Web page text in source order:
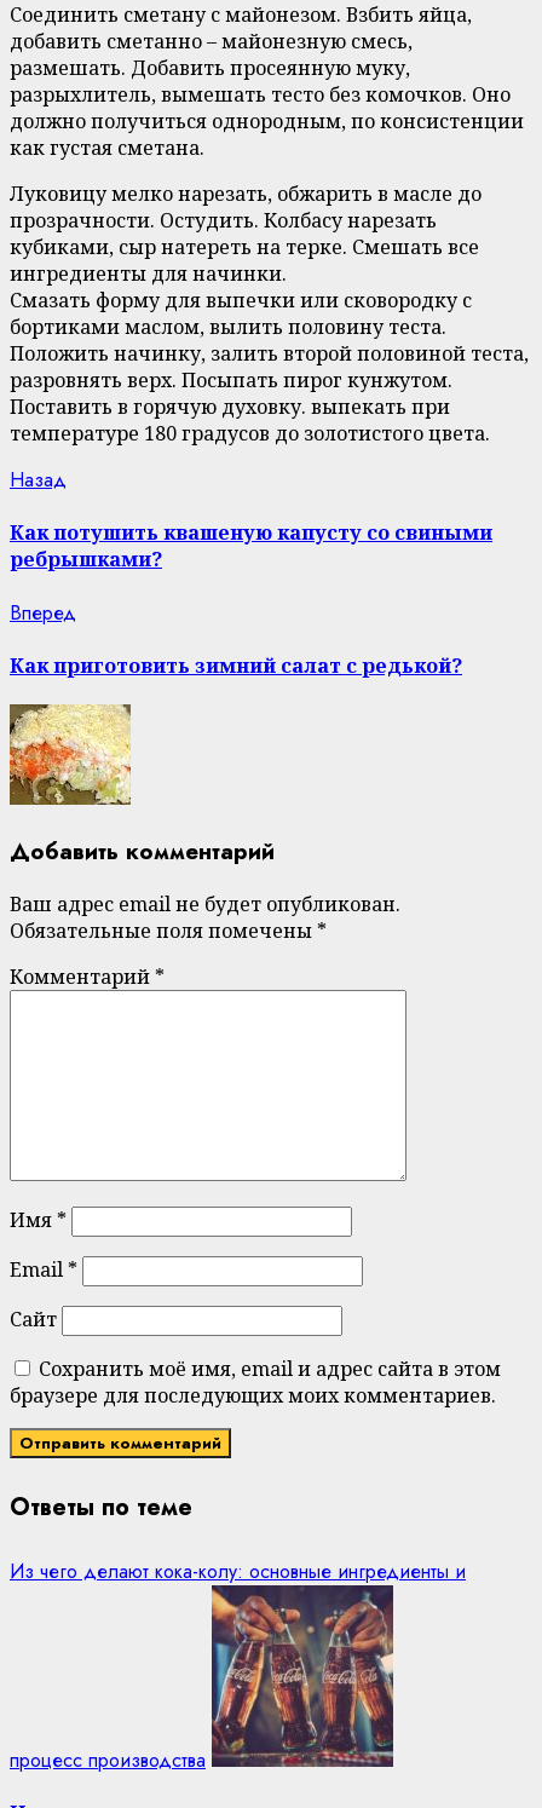
Соединить сметану с майонезом. Взбить яйца,
добавить сметанно – майонезную смесь,
размешать. Добавить просеянную муку,
разрыхлитель, вымешать тесто без комочков. Оно
должно получиться однородным, по консистенции
как густая сметана.
Луковицу мелко нарезать, обжарить в масле до
прозрачности. Остудить. Колбасу нарезать
кубиками, сыр натереть на терке. Смешать все
ингредиенты для начинки.
Смазать форму для выпечки или сковородку с
бортиками маслом, вылить половину теста.
Положить начинку, залить второй половиной теста,
разровнять верх. Посыпать пирог кунжутом.
Поставить в горячую духовку. выпекать при
температуре 180 градусов до золотистого цвета.
Continue
Reading
Назад
Как потушить квашеную капусту со свиными
ребрышками?
Вперед
Как приготовить зимний салат с редькой?
Добавить комментарий
Ваш адрес email не будет опубликован.
Обязательные поля помечены *
Комментарий *
Имя *
Email *
Сайт
Сохранить моё имя, email и адрес сайта в этом
браузере для последующих моих комментариев.
Ответы по теме
Из чего делают кока-колу: основные ингредиенты и
процесс производства